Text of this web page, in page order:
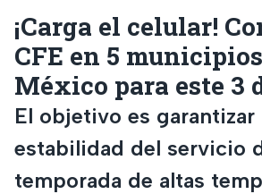
¡Carga el celular!
CFE en 5
México para este 3
El objetivo es garantizar
estabilidad del servicio
temporada de altas